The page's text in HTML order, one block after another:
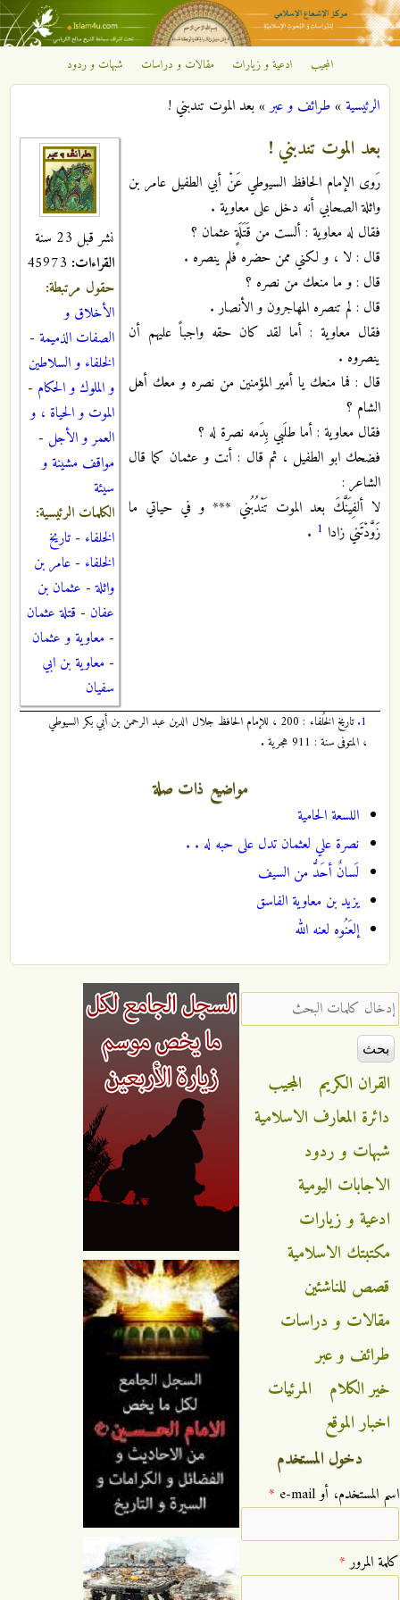
تجاوز إلى المحتوى الرئيسي
مركز
الإشعاع
الإسلامي
المجيب ادعية و زيارات مقالات و دراسات شبهات و ردود
أنت هنا
الرئيسية»طرائف و عبر»بعد الموت تندبني !
نشر قبل 23 سنة
القراءات:
حقول مرتبطة:
الأخلاق و
الصفات الذميمة -
الخلفاء و السلاطين
و الملوك و الحكام -
الموت و الحياة ، و
العمر و الأجل -
مواقف مشينة و
سيئة
الكلمات الرئيسية:
الخلفاء - تاريخ
الخلفاء - عامر بن
واثلة- عثمان بن
عفان - قتلة عثمان
- معاوية و عثمان
- معاوية بن ابي
سفيان
بعد الموت تندبني !
رَوى الإمام الحافظ السيوطي عَنْ أبي الطفيل عامر بن
واثلة الصحابي أنه دخل على معاوية .
فقال له معاوية : ألست من قَتَلَةٍ عثمان ؟
قال : لا ، و لكني ممن حضره فلم ينصره .
قال : و ما منعك من نصره ؟
قال : لم تنصره المهاجرون و الأنصار .
فقال معاوية : أما لقد كان حقه واجباً عليهم أن
ينصروه .
قال : فما منعك يا أمير المؤمنين من نصره و معك أهل
الشام ؟
فقال معاوية : أما طلَبي بِدَمه نصرة له ؟
فضحك ابو الطفيل ، ثم قال : أنت و عثمان كما قال
الشاعر :
لا ألفِيَنَّكَ بعد الموت تَنْدُبُني *** و في حياتي ما
زَوَّدْتَني زادا 1
.
1.
تاريخ الخُلفاء : 200 ، للإمام الحافظ جلال الدين عبد الرحمن بن أبي بكر السيوطي
، المتوفى سنة : 911 هجرية .
مواضيع ذات صلة
اللسعة الحامية
نصرة علي لعثمان تدل على حبه له . .
لَسانٌ أحَدُّ من السيف
يزيد بن معاوية الفاسق
إلعَنُوه لعنه الله
‏إدخال كلمات البحث ‏
القران الكريم
المجيب
دائرة المعارف الاسلامية
شبهات و ردود
الاجابات اليومية
ادعية و زيارات
مكتبتك الاسلامية
قصص للناشئين
مقالات و دراسات
طرائف و عبر
خير الكلام
المرئيات
اخبار الموقع
دخول المستخدم
‏اسم المستخدم، أو e-mail ‏ *
‏كلمة المرور ‏*